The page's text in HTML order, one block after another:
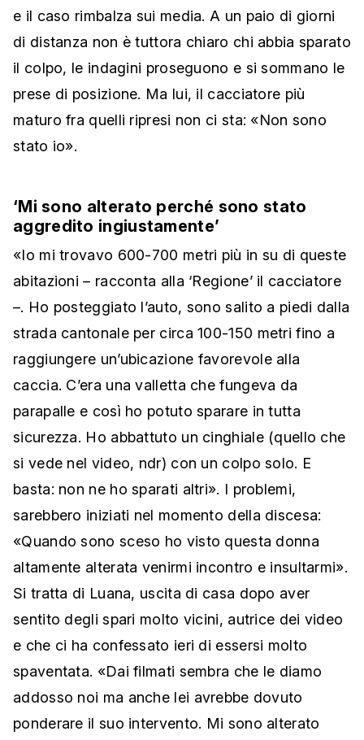
e il caso rimbalza sui media. A un paio di giorni
di distanza non è tuttora chiaro chi abbia sparato
il colpo, le indagini proseguono e si sommano le
prese di posizione. Ma lui, il cacciatore più
maturo fra quelli ripresi non ci sta: «Non sono
stato io».
‘Mi sono alterato perché sono stato
aggredito ingiustamente’
«Io mi trovavo 600-700 metri più in su di queste
abitazioni – racconta alla ‘Regione’ il cacciatore
–. Ho posteggiato l’auto, sono salito a piedi dalla
strada cantonale per circa 100-150 metri fino a
raggiungere un’ubicazione favorevole alla
caccia. C’era una valletta che fungeva da
parapalle e così ho potuto sparare in tutta
sicurezza. Ho abbattuto un cinghiale (quello che
si vede nel video, ndr) con un colpo solo. E
basta: non ne ho sparati altri». I problemi,
sarebbero iniziati nel momento della discesa:
«Quando sono sceso ho visto questa donna
altamente alterata venirmi incontro e insultarmi».
Si tratta di Luana, uscita di casa dopo aver
sentito degli spari molto vicini, autrice dei video
e che ci ha confessato ieri di essersi molto
spaventata. «Dai filmati sembra che le diamo
addosso noi ma anche lei avrebbe dovuto
ponderare il suo intervento. Mi sono alterato